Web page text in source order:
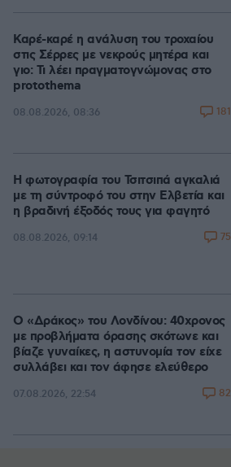
Καρέ-καρέ η ανάλυση του τροχαίου
στις Σέρρες με νεκρούς μητέρα και
γιο: Τι λέει πραγματογνώμονας στο
protothema
08.08.2026, 08:36 181
Η φωτογραφία του Τσιτσιπά αγκαλιά
με τη σύντροφό του στην Ελβετία και
η βραδινή έξοδός τους για φαγητό
08.08.2026, 09:14 75
Ο «Δράκος» του Λονδίνου: 40χρονος
με προβλήματα όρασης σκότωνε και
βίαζε γυναίκες, η αστυνομία τον είχε
συλλάβει και τον άφησε ελεύθερο
07.08.2026, 22:54 82